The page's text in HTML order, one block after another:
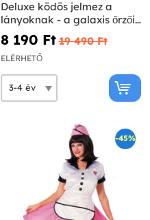
Deluxe ködös jelmez a
lányoknak - a galaxis őrzői
3. kötet
8 190 Ft‎ 19 490 Ft‎
ELÉRHETŐ
-45%